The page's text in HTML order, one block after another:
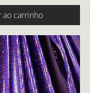
ao carrinho